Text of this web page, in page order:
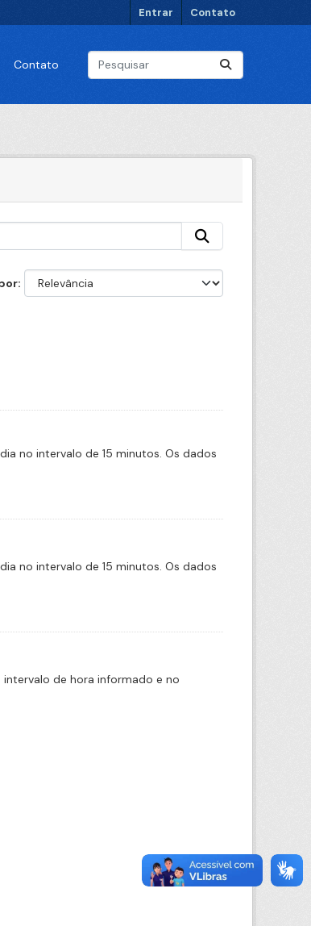
Entrar Contato
Contato
no intervalo de 15 minutos. Os dados
no intervalo de 15 minutos. Os dados
de hora informado e no